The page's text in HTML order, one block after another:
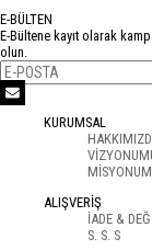
E-BÜLTEN
E-Bültene kayıt olarak
olun.
KURUMSAL
ALIŞVERİŞ
İADE &
S. S. S